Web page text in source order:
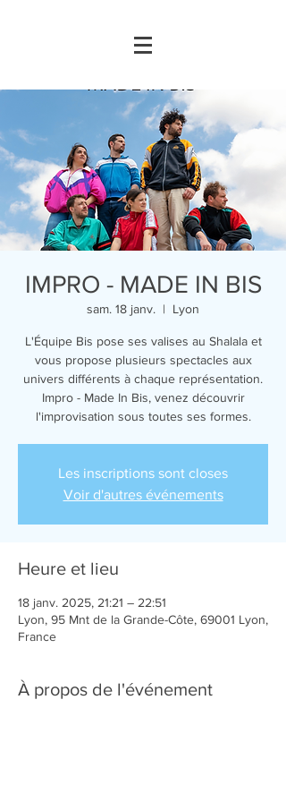
IMPRO - MADE IN BIS
sam. 18 janv.
  |
Lyon
L'Équipe Bis pose ses valises au Shalala et
vous propose plusieurs spectacles aux
univers différents à chaque représentation.
Impro - Made In Bis, venez découvrir
l'improvisation sous toutes ses formes.
Les inscriptions sont closes
Voir d'autres événements
Heure et lieu
18 janv. 2025, 21:21 – 22:51
Lyon, 95 Mnt de la Grande-Côte, 69001 Lyon,
France
À propos de l'événement